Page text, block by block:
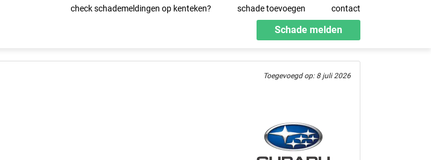
check schademeldingen op kenteken? schade toevoegen contact
Schade melden
Toegevoegd op: 8 juli 2026